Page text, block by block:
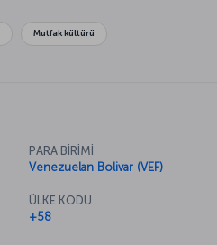
Mutfak kültürü
PARA BİRİMİ
Venezuelan Bolivar (VEF)
ÜLKE KODU
+58